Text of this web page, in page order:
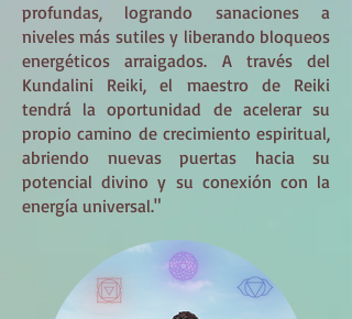
profundas, logrando sanaciones a
niveles más sutiles y liberando bloqueos
energéticos arraigados. A través del
Kundalini Reiki, el maestro de Reiki
tendrá la oportunidad de acelerar su
propio camino de crecimiento espiritual,
abriendo nuevas puertas hacia su
potencial divino y su conexión con la
energía universal."